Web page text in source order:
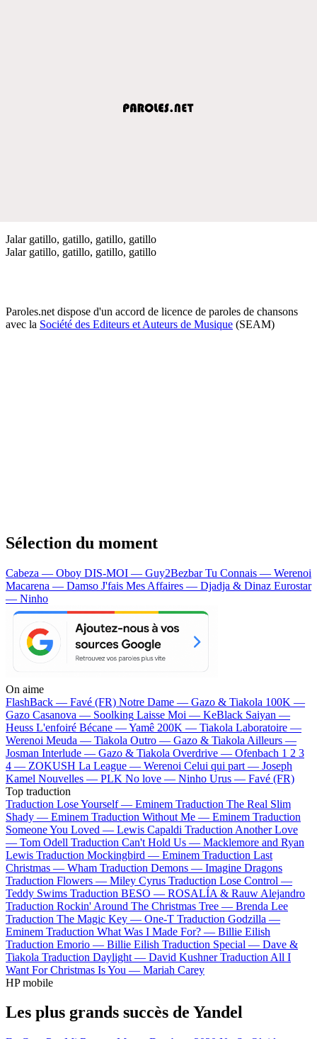
Jalar gatillo, gatillo, gatillo, gatillo
Jalar gatillo, gatillo, gatillo, gatillo
Paroles.net dispose d'un accord de licence de paroles de chansons
avec la Société des Editeurs et Auteurs de Musique (SEAM)
Sélection du moment
Cabeza — Oboy DIS-MOI — Guy2BezbarTu Connais — Werenoi
Macarena — Damso J'fais Mes Affaires — Djadja & Dinaz Eurostar
— Ninho
On aime
FlashBack — Favé (FR) Notre Dame — Gazo & Tiakola 100K —
Gazo Casanova — Soolking Laisse Moi — KeBlack Saiyan —
Heuss L'enfoiré Bécane —Yamê 200K — Tiakola Laboratoire —
Werenoi Meuda — Tiakola Outro — Gazo & Tiakola Ailleurs —
Josman Interlude — Gazo & Tiakola Overdrive — Ofenbach 1 2 3
4 — ZOKUSH La League — Werenoi Celui qui part — Joseph
Kamel Nouvelles — PLK No love — Ninho Urus — Favé (FR)
Top traduction
Traduction Lose Yourself — Eminem Traduction The Real Slim
Shady — Eminem Traduction Without Me — Eminem Traduction
Someone You Loved — Lewis Capaldi Traduction Another Love
— Tom Odell Traduction Can't Hold Us — Macklemore and Ryan
Lewis Traduction Mockingbird — Eminem Traduction Last
Christmas — Wham Traduction Demons — Imagine Dragons
Traduction Flowers — Miley Cyrus Traduction Lose Control —
Teddy Swims Traduction BESO — ROSALÍA & Rauw Alejandro
Traduction Rockin' Around The Christmas Tree — Brenda Lee
Traduction The Magic Key — One-T Traduction Godzilla —
Eminem Traduction What Was I Made For? — Billie Eilish
Traduction Emorio — Billie Eilish Traduction Special — Dave &
Tiakola Traduction Daylight — David Kushner Traduction All I
Want For Christmas Is You — Mariah Carey
HP mobile
Les plus grands succès de Yandel